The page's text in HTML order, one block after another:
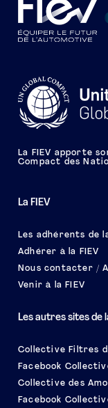
La FIEV
Les adhérents de
Adhérer à la FIEV
Nous contacter /
Venir à la FIEV
Les autres sites de
Collective Filtres
Facebook
Collective des
Facebook
La FIEV apporte
Compact des